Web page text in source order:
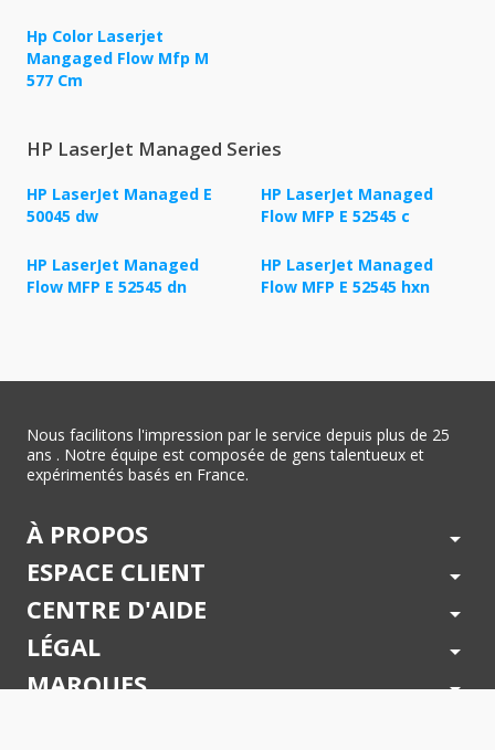
Hp Color Laserjet
Mangaged Flow Mfp M
577 Cm
HP LaserJet Managed Series
HP LaserJet Managed E
50045 dw
HP LaserJet Managed
Flow MFP E 52545 c
HP LaserJet Managed
Flow MFP E 52545 dn
HP LaserJet Managed
Flow MFP E 52545 hxn
Nous facilitons l'impression par le service depuis plus de 25
ans . Notre équipe est composée de gens talentueux et
expérimentés basés en France.
À PROPOS arrow_drop_down
ESPACE CLIENT arrow_drop_down
CENTRE D'AIDE arrow_drop_down
LÉGAL arrow_drop_down
MARQUES arrow_drop_down